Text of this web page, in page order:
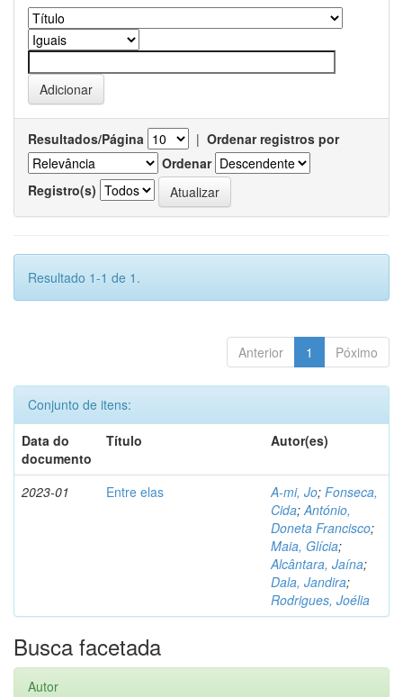
Resultados/Página | Ordenar registros por
Ordenar
Registro(s)
Resultado 1-1 de 1.
Anterior 1 Póximo
Conjunto de itens:
Data do
documento
Título Autor(es)
2023-01 Entre elas A-mi, Jo; Fonseca,
Cida;António,
Doneta Francisco;
Maia, Glícia;
Alcântara, Jaína;
Dala, Jandira;
Rodrigues, Joélia
Busca facetada
Autor